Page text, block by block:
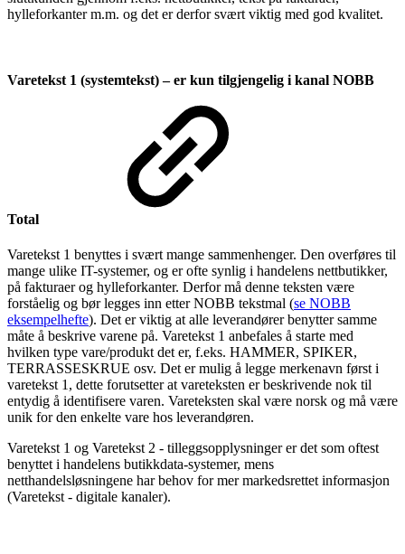
hylleforkanter m.m. og det er derfor svært viktig med god kvalitet.
Varetekst 1 (systemtekst)– er kun tilgjengelig i kanal NOBB
Total
Varetekst 1 benyttes i svært mange sammenhenger. Den overføres til
mange ulike IT-systemer, og er ofte synlig i handelens nettbutikker,
på fakturaer og hylleforkanter. Derfor må denne teksten være
forståelig og bør legges inn etter NOBB tekstmal (se NOBB
eksempelhefte). Det er viktig at alle leverandører benytter samme
måte å beskrive varene på. Varetekst 1 anbefales å starte med
hvilken type vare/produkt det er, f.eks. HAMMER, SPIKER,
TERRASSESKRUE osv. Det er mulig å legge merkenavn først i
varetekst 1, dette forutsetter at vareteksten er beskrivende nok til
entydig å identifisere varen. Vareteksten skal være norsk og må være
unik for den enkelte vare hos leverandøren.
Varetekst 1 og Varetekst 2 - tilleggsopplysninger er det som oftest
benyttet i handelens butikkdata-systemer, mens
netthandelsløsningene har behov for mer markedsrettet informasjon
(Varetekst - digitale kanaler).